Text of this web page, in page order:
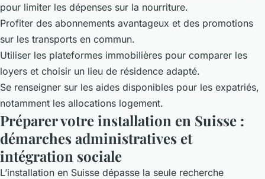
pour limiter les dépenses sur la nourriture.
Profiter des abonnements avantageux et des promotions
sur les transports en commun.
Utiliser les plateformes immobilières pour comparer les
loyers et choisir un lieu de résidence adapté.
Se renseigner sur les aides disponibles pour les expatriés,
notamment les allocations logement.
Préparer votre installation en Suisse :
démarches administratives et
intégration sociale
L’installation en Suisse dépasse la seule recherche